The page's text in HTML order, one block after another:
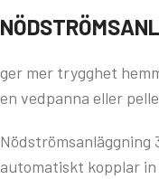
ger mer trygghet
en vedpanna eller
Nödströmsanläggning
automatiskt kopplar